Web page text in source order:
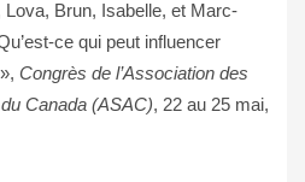
Lova, Brun, Isabelle, et Marc-
ce qui peut influencer
Congrès de l’Association des
Canada (ASAC), 22 au 25 mai,